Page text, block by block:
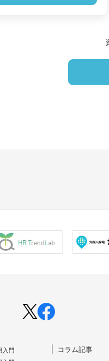
⼊⾨
コラム記事